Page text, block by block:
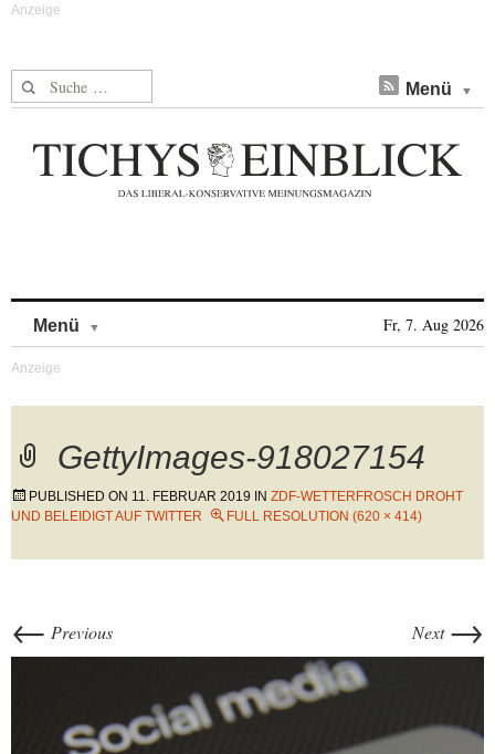
Suche nach: Menü
Menü Fr, 7. Aug 2026
GettyImages-918027154
PUBLISHED ON 11. FEBRUAR 2019 IN ZDF-WETTERFROSCH DROHT
UND BELEIDIGT AUF TWITTER
FULL RESOLUTION (620 × 414)
← Previous Next →